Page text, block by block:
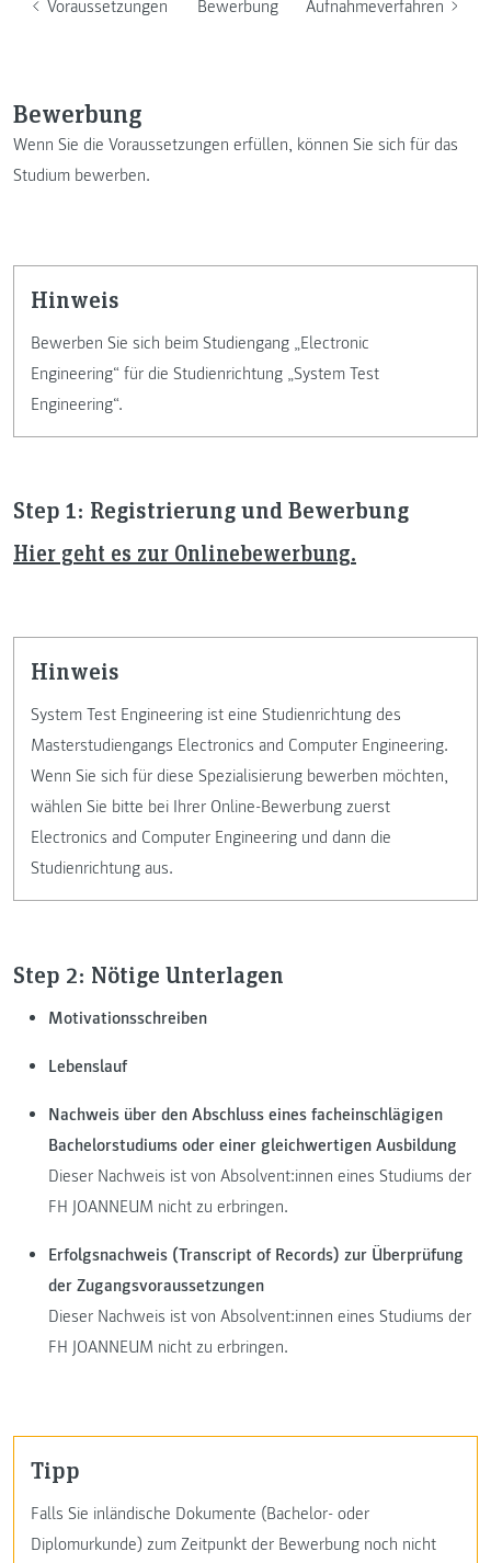
Voraussetzungen Bewerbung Aufnahmeverfahren
Bewerbung
Wenn Sie die Voraussetzungen erfüllen, können Sie sich für das
Studium bewerben.
Hinweis
Bewerben Sie sich beim Studiengang „Electronic
Engineering“ für die Studienrichtung „System Test
Engineering“.
Step 1: Registrierung und Bewerbung
Hier geht es zur Onlinebewerbung.
Hinweis
System Test Engineering ist eine Studienrichtung des
Masterstudiengangs Electronics and Computer Engineering.
Wenn Sie sich für diese Spezialisierung bewerben möchten,
wählen Sie bitte bei Ihrer Online-Bewerbung zuerst
Electronics and Computer Engineering und dann die
Studienrichtung aus.
Step 2: Nötige Unterlagen
Motivationsschreiben
Lebenslauf
Nachweis über den Abschluss eines facheinschlägigen
Bachelorstudiums oder einer gleichwertigen Ausbildung
Dieser Nachweis ist von Absolvent:innen eines Studiums der
FH JOANNEUM nicht zu erbringen.
Erfolgsnachweis (Transcript of Records) zur Überprüfung
der Zugangsvoraussetzungen
Dieser Nachweis ist von Absolvent:innen eines Studiums der
FH JOANNEUM nicht zu erbringen.
Tipp
Falls Sie inländische Dokumente (Bachelor- oder
Diplomurkunde) zum Zeitpunkt der Bewerbung noch nicht